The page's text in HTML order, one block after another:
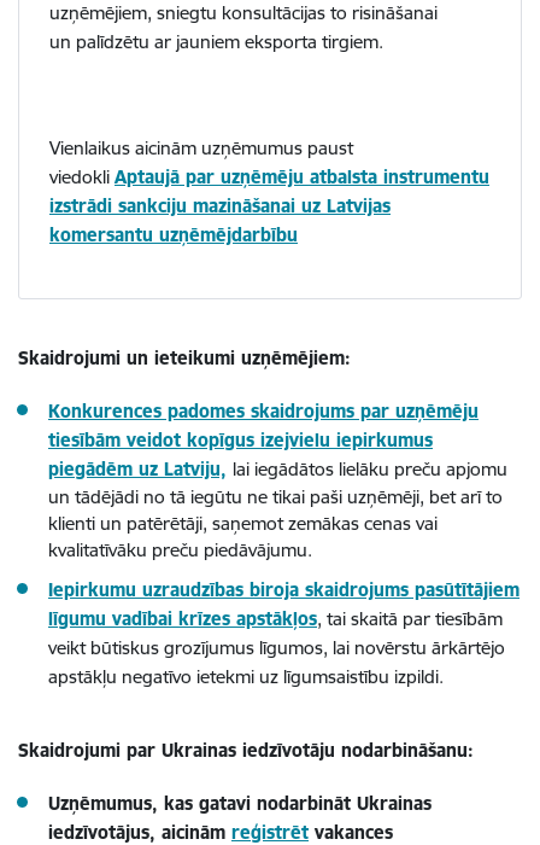
uzņēmējiem, sniegtu konsultācijas to risināšanai
un palīdzētu ar jauniem eksporta tirgiem.
Vienlaikus aicinām uzņēmumus paust
viedokli Aptaujā par uzņēmēju atbalsta instrumentu
izstrādi sankciju mazināšanai uz Latvijas
komersantu uzņēmējdarbību
Skaidrojumi un ieteikumi uzņēmējiem:
Konkurences padomes skaidrojums par uzņēmēju
tiesībām veidot kopīgus izejvielu iepirkumus
piegādēm uz Latviju, lai iegādātos lielāku preču apjomu
un tādējādi no tā iegūtu ne tikai paši uzņēmēji, bet arī to
klienti un patērētāji, saņemot zemākas cenas vai
kvalitatīvāku preču piedāvājumu.
Iepirkumu uzraudzības biroja skaidrojums pasūtītājiem
līgumu vadībai krīzes apstākļos, tai skaitā par tiesībām
veikt būtiskus grozījumus līgumos, lai novērstu ārkārtējo
apstākļu negatīvo ietekmi uz līgumsaistību izpildi.
Skaidrojumi par Ukrainas iedzīvotāju nodarbināšanu:
Uzņēmumus, kas gatavi nodarbināt Ukrainas
iedzīvotājus, aicinām reģistrēt vakances